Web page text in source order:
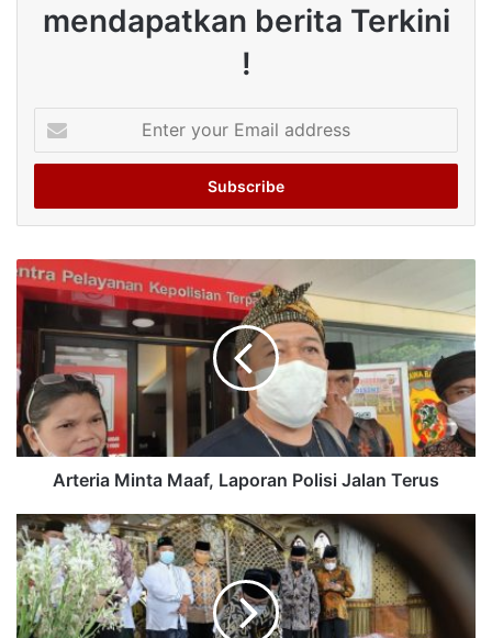
mendapatkan berita Terkini
!
your
Email
Arteria Minta Maaf, Laporan Polisi Jalan Terus